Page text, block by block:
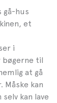
gå-hus
et
i
til
at gå
kan
kan lave